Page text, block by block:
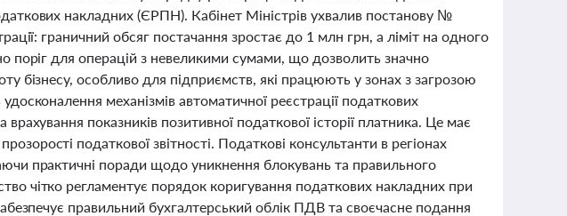
накладних (ЄРПН). Кабінет Міністрів ухвалив постанову №
граничний обсяг постачання зростає до 1 млн грн, а ліміт на одного
поріг для операцій з невеликими сумами, що дозволить значно
бізнесу, особливо для підприємств, які працюють у зонах з загрозою
механізмів автоматичної реєстрації податкових
показників позитивної податкової історії платника. Це має
податкової звітності. Податкові консультанти в регіонах
практичні поради щодо уникнення блокувань та правильного
чітко регламентує порядок коригування податкових накладних при
правильний бухгалтерський облік ПДВ та своєчасне подання